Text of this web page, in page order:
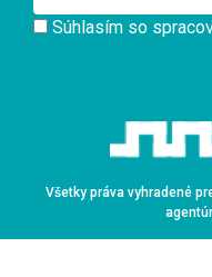
Súhlasím so
Všetky práva vyhradené